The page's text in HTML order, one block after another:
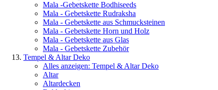
Mala -Gebetskette Bodhiseeds
Mala - Gebetskette Rudraksha
Mala - Gebetskette aus Schmucksteinen
Mala - Gebetskette Horn und Holz
Mala - Gebetskette aus Glas
Mala - Gebetskette Zubehör
Tempel & Altar Deko
Alles anzeigen: Tempel & Altar Deko
Altar
Altardecken